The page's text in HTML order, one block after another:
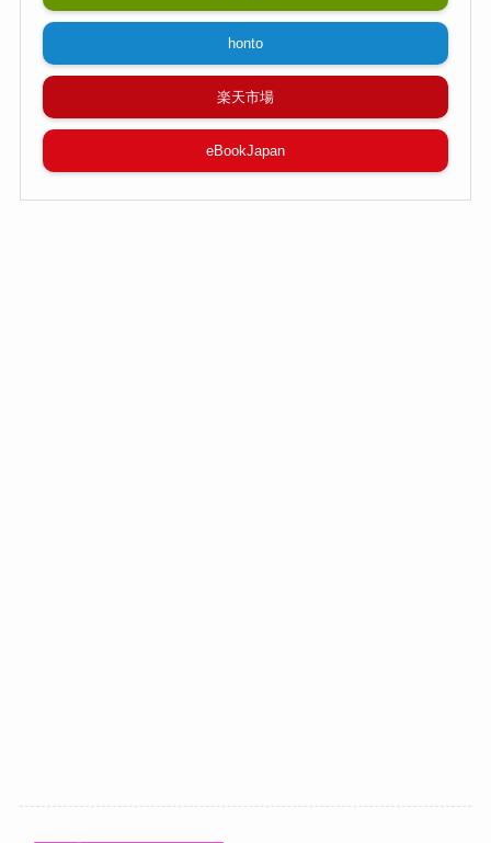
honto
楽天市場
eBookJapan